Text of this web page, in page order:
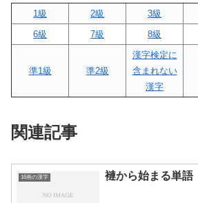
1級 2級 3級
6級
7級 8級
準1級 準2級
漢字検定に
含まれない
漢字
関連記事
16画の漢字 褳から始まる単語